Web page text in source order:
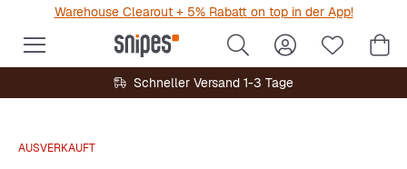
Warehouse Clearout + 5% Rabatt on top in der App!
Schneller Versand 1-3 Tage
AUSVERKAUFT